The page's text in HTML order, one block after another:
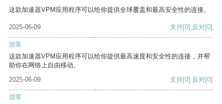
这款加速器VPM应用程序可以给你提供全球覆盖和最高安全性的连接。
2025-06-09 支持[0] 反对[0]
游客
这款加速器VPM应用程序可以给你提供最高速度和安全性的连接，并帮
助你在网络上自由移动。
2025-06-09
支持[0] 反对[0]
游客